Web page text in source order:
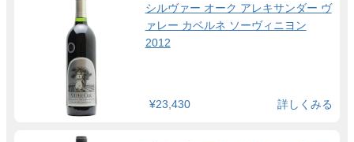
シルヴァー オーク アレキサンダー ヴ
ァレー カベルネ ソーヴィニヨン
2012
¥23,430 詳しくみる